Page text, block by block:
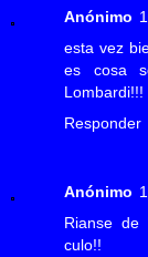
Anónimo
esta vez
es cosa
Lombardi!!!
Responder
Anónimo
Rianse de
culo!!